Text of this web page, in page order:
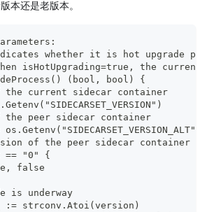
本还是老版本。
whether it is hot upgrade
isHotUpgrading=true, the
(bool, bool) {
the current sidecar container
the peer sidecar container
os.Getenv("SIDECARSET_VERSION_ALT")
of the peer sidecar container
== "0" {
false
is underway
:= strconv.Atoi(version)